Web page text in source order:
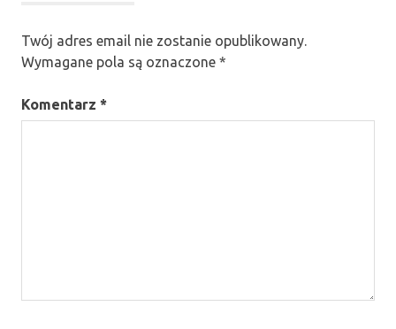
Twój adres email nie zostanie opublikowany.
Wymagane pola są oznaczone *
Komentarz *